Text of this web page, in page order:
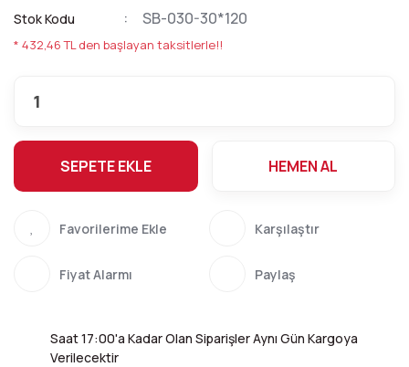
Stok Kodu SB-030-30*120
* 432,46 TL den başlayan taksitlerle!!
SEPETE EKLE HEMEN AL
Karşılaştır
Fiyat Alarmı Paylaş
Saat 17:00'a Kadar Olan Siparişler Aynı Gün Kargoya
Verilecektir